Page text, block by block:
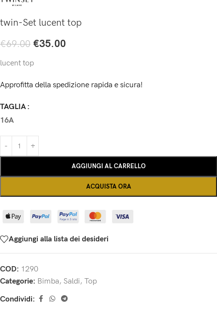
twin-Set lucent top
€69.00 €35.00
lucent top
Approfitta della spedizione rapida e sicura!
TAGLIA
16A
AGGIUNGI AL CARRELLO
ACQUISTA ORA
Aggiungi alla lista dei desideri
COD: 1290
Categorie: Bimba, Saldi, Top
Condividi: